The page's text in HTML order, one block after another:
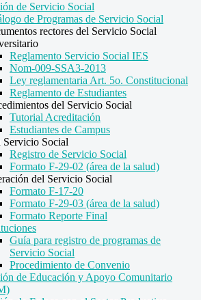
de Servicio Social
de Programas de Servicio Social
rectores del Servicio Social
Reglamento Servicio Social IES
Nom-009-SSA3-2013
Ley reglamentaria Art. 5o. Constitucional
Reglamento de Estudiantes
del Servicio Social
Tutorial Acreditación
Estudiantes de Campus
Servicio Social
Registro de Servicio Social
Formato F-29-02 (área de la salud)
del Servicio Social
Formato F-17-20
Formato F-29-03 (área de la salud)
Formato Reporte Final
Guía para registro de programas de
Servicio Social
Procedimiento de Convenio
de Educación y Apoyo Comunitario